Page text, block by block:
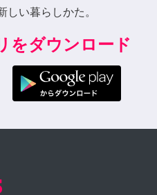
しい暮らしかた。
をダウンロード